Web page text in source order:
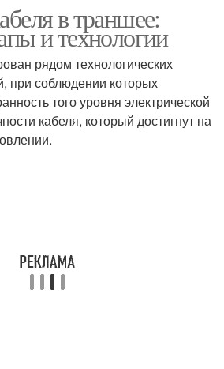
Подготовка к прокладке
Кабель для прокладки
в траншее:
и технологии
рядом технологических
при соблюдении которых
того уровня электрической
кабеля, который достигнут на